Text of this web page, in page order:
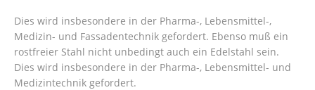
Dies wird insbesondere in der Pharma-, Lebensmittel-,
Medizin- und Fassadentechnik gefordert. Ebenso muß ein
rostfreier Stahl nicht unbedingt auch ein Edelstahl sein.
Dies wird insbesondere in der Pharma-, Lebensmittel- und
Medizintechnik gefordert.